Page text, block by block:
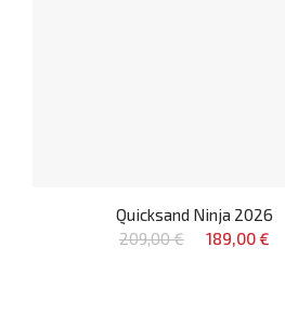
Quicksand Ninja 2026
209,00 €
189,00 €